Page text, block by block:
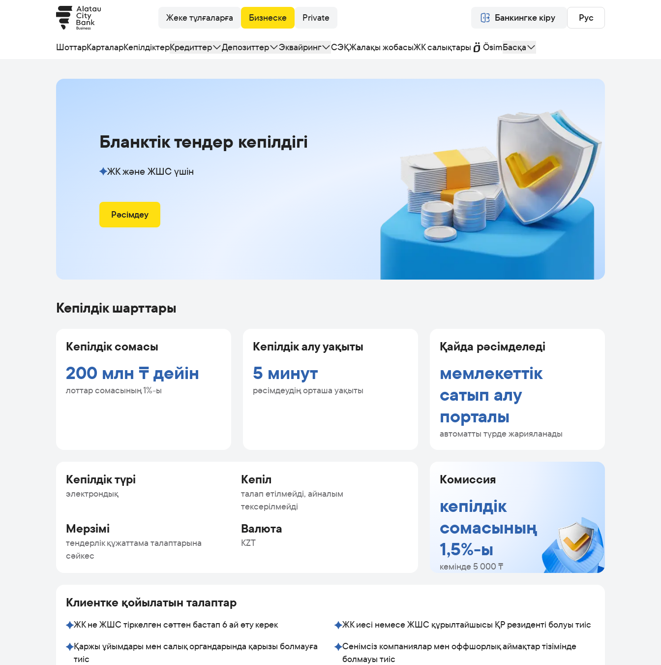
Жеке тұлғаларға Бизнеске Private Банкингке кіру Рус
ШоттарКарталарКепілдіктерКредиттер Депозиттер Эквайринг СЭҚЖалақы жобасыЖК салықтары ÖsimБасқа
Бланктік тендер кепілдігі
ЖК және ЖШС үшін
Рәсімдеу
Кепілдік шарттары
Кепілдік сомасы
200 млн ₸ дейін
лоттар сомасының 1%-ы
Кепілдік алу уақыты
5 минут
рәсімдеудің орташа уақыты
Қайда рәсімделеді
мемлекеттік
сатып алу
порталы
автоматты түрде жарияланады
Кепілдік түрі
электрондық
Кепіл
талап етілмейді, айналым
тексерілмейді
Мерзімі
тендерлік құжаттама талаптарына
сәйкес
Валюта
KZT
Комиссия
кепілдік
сомасының
1,5%-ы
кемінде 5 000 ₸
Клиентке қойылатын талаптар
ЖК не ЖШС тіркелген сәттен бастап 6 ай өту керек
ЖК иесі немесе ЖШС құрылтайшысы ҚР резиденті болуы тиіс
Қаржы ұйымдары мен салық органдарында қарызы болмауға
тиіс
Сенімсіз компаниялар мен оффшорлық аймақтар тізімінде
болмауы тиіс